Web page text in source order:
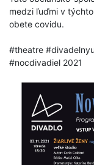
medzi ľuďmi v
obete covidu.
#theatre
#nocdivadiel 2021